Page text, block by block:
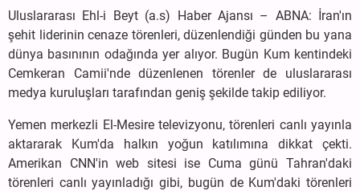
Uluslararası Ehl-i Beyt (a.s) Haber Ajansı – ABNA: İran'ın
şehit liderinin cenaze törenleri, düzenlendiği günden bu yana
dünya basınının odağında yer alıyor. Bugün Kum kentindeki
Cemkeran Camii'nde düzenlenen törenler de uluslararası
medya kuruluşları tarafından geniş şekilde takip ediliyor.
Yemen merkezli El-Mesire televizyonu, törenleri canlı yayınla
aktararak Kum'da halkın yoğun katılımına dikkat çekti.
Amerikan CNN'in web sitesi ise Cuma günü Tahran'daki
törenleri canlı yayınladığı gibi, bugün de Kum'daki törenleri